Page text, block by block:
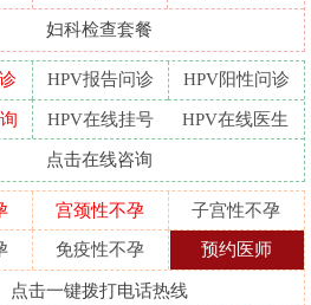
妇科检查套餐
HPV报告问诊
HPV阳性问诊
HPV在线挂号 HPV在线医生
点击在线咨询
宫颈性不孕
子宫性不孕
免疫性不孕 预约医师
点击一键拨打电话热线